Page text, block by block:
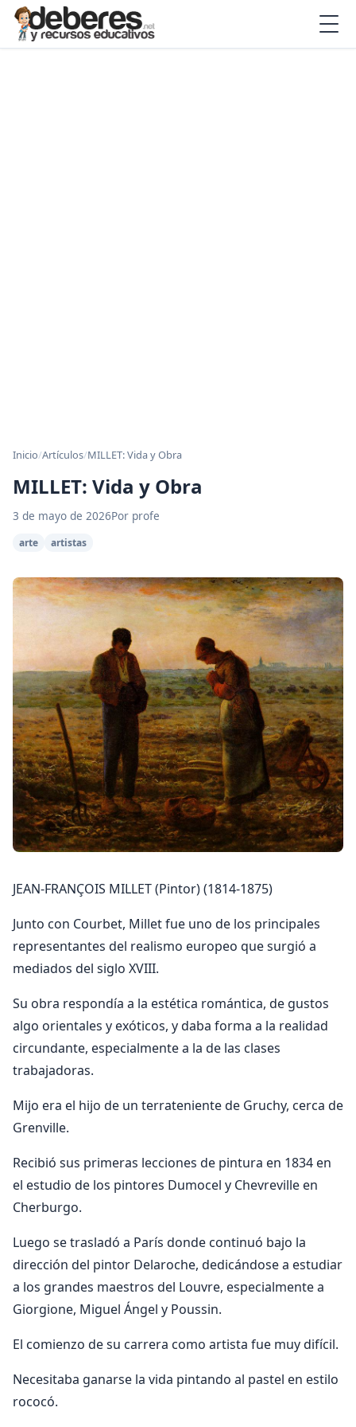
Inicio/Artículos/MILLET: Vida y Obra
MILLET: Vida y Obra
3 de mayo de 2026Por profe
arte artistas
JEAN-FRANÇOIS MILLET (Pintor) (1814-1875)
Junto con Courbet, Millet fue uno de los principales
representantes del realismo europeo que surgió a
mediados del siglo XVIII.
Su obra respondía a la estética romántica, de gustos
algo orientales y exóticos, y daba forma a la realidad
circundante, especialmente a la de las clases
trabajadoras.
Mijo era el hijo de un terrateniente de Gruchy, cerca de
Grenville.
Recibió sus primeras lecciones de pintura en 1834 en
el estudio de los pintores Dumocel y Chevreville en
Cherburgo.
Luego se trasladó a París donde continuó bajo la
dirección del pintor Delaroche, dedicándose a estudiar
a los grandes maestros del Louvre, especialmente a
Giorgione, Miguel Ángel y Poussin.
El comienzo de su carrera como artista fue muy difícil.
Necesitaba ganarse la vida pintando al pastel en estilo
rococó.